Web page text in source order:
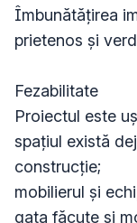
Îmbunătățirea
prietenos și
Fezabilitate
Proiectul este
spațiul există
construcție;
mobilierul și
gata făcute și